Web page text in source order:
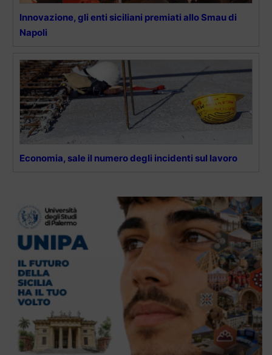
Innovazione, gli enti siciliani premiati allo Smau di
Napoli
Economia, sale il numero degli incidenti sul lavoro